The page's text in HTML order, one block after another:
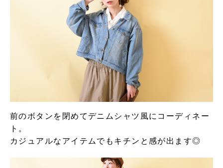
前のボタンを閉めてデニムシャツ風にコーディネー
ト。
カジュアルなアイテムでもキチンと感が出ます◎